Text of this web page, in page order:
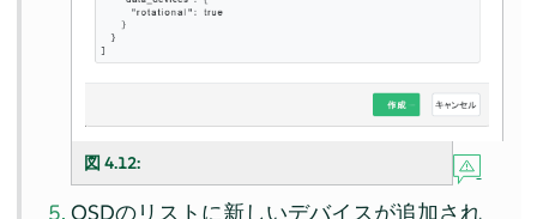
図 4.12:
OSDのリストに新しいデバイスが追加され